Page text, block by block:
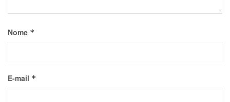
Nome *
E-mail *